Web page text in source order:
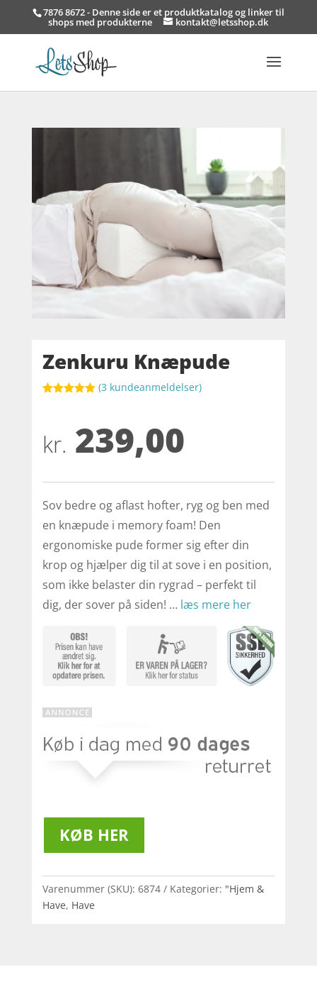
7876 8672 - Denne side er et produktkatalog og linker til
shops med produkterne kontakt@letsshop.dk
Zenkuru Knæpude
baseret på
kundebedøm
melser
(3 kundeanmeldelser)
kr. 239,00
Sov bedre og aflast hofter, ryg og ben med
en knæpude i memory foam! Den
ergonomiske pude former sig efter din
krop og hjælper dig til at sove i en position,
som ikke belaster din rygrad – perfekt til
dig, der sover på siden! … læs mere her
KØB HER
Varenummer (SKU): 6874 Kategorier: "Hjem &
Have, Have